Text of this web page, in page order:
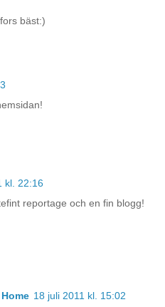
bäst:)
kl. 22:16
reportage och en fin blogg!
18 juli 2011 kl. 15:02